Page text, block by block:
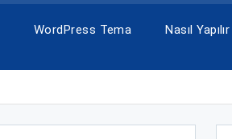
WordPress Tema Nasıl Yapılır